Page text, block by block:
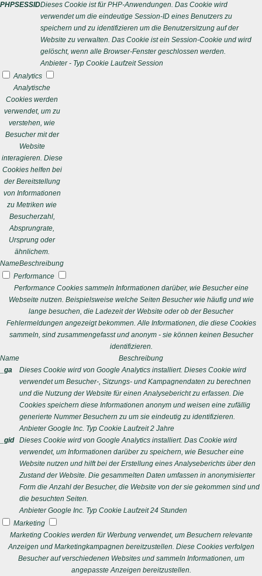
PHPSESSIDDieses Cookie ist für PHP-Anwendungen. Das Cookie wird
verwendet um die eindeutige Session-ID eines Benutzers zu
speichern und zu identifizieren um die Benutzersitzung auf der
Website zu verwalten. Das Cookie ist ein Session-Cookie und wird
gelöscht, wenn alle Browser-Fenster geschlossen werden.
Anbieter - Typ Cookie Laufzeit Session
Analytics
Analytische
Cookies werden
verwendet, um zu
verstehen, wie
Besucher mit der
Website
interagieren. Diese
Cookies helfen bei
der Bereitstellung
von Informationen
zu Metriken wie
Besucherzahl,
Absprungrate,
Ursprung oder
ähnlichem.
NameBeschreibung
Performance
Performance Cookies sammeln Informationen darüber, wie Besucher eine
Webseite nutzen. Beispielsweise welche Seiten Besucher wie häufig und wie
lange besuchen, die Ladezeit der Website oder ob der Besucher
Fehlermeldungen angezeigt bekommen. Alle Informationen, die diese Cookies
sammeln, sind zusammengefasst und anonym - sie können keinen Besucher
identifizieren.
Name
Beschreibung
_ga
Dieses Cookie wird von Google Analytics installiert. Dieses Cookie wird
verwendet um Besucher-, Sitzungs- und Kampagnendaten zu berechnen
und die Nutzung der Website für einen Analysebericht zu erfassen. Die
Cookies speichern diese Informationen anonym und weisen eine zufällig
generierte Nummer Besuchern zu um sie eindeutig zu identifizieren.
Anbieter Google Inc. Typ Cookie Laufzeit 2 Jahre
_gid
Dieses Cookie wird von Google Analytics installiert. Das Cookie wird
verwendet, um Informationen darüber zu speichern, wie Besucher eine
Website nutzen und hilft bei der Erstellung eines Analyseberichts über den
Zustand der Website. Die gesammelten Daten umfassen in anonymisierter
Form die Anzahl der Besucher, die Website von der sie gekommen sind und
die besuchten Seiten.
Anbieter Google Inc. Typ Cookie Laufzeit 24 Stunden
Marketing
Marketing Cookies werden für Werbung verwendet, um Besuchern relevante
Anzeigen und Marketingkampagnen bereitzustellen. Diese Cookies verfolgen
Besucher auf verschiedenen Websites und sammeln Informationen, um
angepasste Anzeigen bereitzustellen.